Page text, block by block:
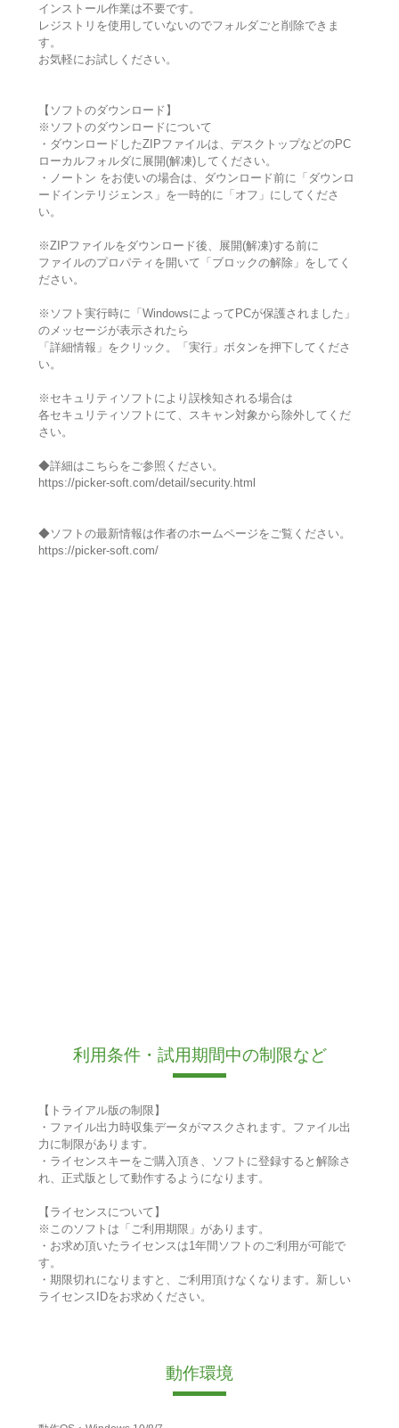
インストール作業は不要です。
レジストリを使用していないのでフォルダごと削除できま
す。
お気軽にお試しください。
【ソフトのダウンロード】
※ソフトのダウンロードについて
・ダウンロードしたZIPファイルは、デスクトップなどのPC
ローカルフォルダに展開(解凍)してください。
・ノートン をお使いの場合は、ダウンロード前に「ダウンロ
ードインテリジェンス」を一時的に「オフ」にしてくださ
い。
※ZIPファイルをダウンロード後、展開(解凍)する前に
ファイルのプロパティを開いて「ブロックの解除」をしてく
ださい。
※ソフト実行時に「WindowsによってPCが保護されました」
のメッセージが表示されたら
「詳細情報」をクリック。「実行」ボタンを押下してくださ
い。
※セキュリティソフトにより誤検知される場合は
各セキュリティソフトにて、スキャン対象から除外してくだ
さい。
◆詳細はこちらをご参照ください。
https://picker-soft.com/detail/security.html
◆ソフトの最新情報は作者のホームページをご覧ください。
https://picker-soft.com/
利用条件・試用期間中の制限など
【トライアル版の制限】
・ファイル出力時収集データがマスクされます。ファイル出
力に制限があります。
・ライセンスキーをご購入頂き、ソフトに登録すると解除さ
れ、正式版として動作するようになります。
【ライセンスについて】
※このソフトは「ご利用期限」があります。
・お求め頂いたライセンスは1年間ソフトのご利用が可能で
す。
・期限切れになりますと、ご利用頂けなくなります。新しい
ライセンスIDをお求めください。
動作環境